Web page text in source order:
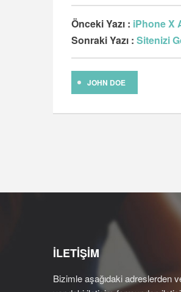
Önceki Yazı : iPhone X
Sonraki Yazı : Sitenizi
JOHN DOE
İLETİŞİM
Bizimle aşağıdaki adreslerden